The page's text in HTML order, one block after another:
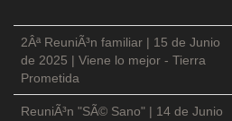
2Âª ReuniÃ³n familiar | 15 de Junio
de 2025 | Viene lo mejor - Tierra
Prometida
ReuniÃ³n "SÃ© Sano" | 14 de Junio